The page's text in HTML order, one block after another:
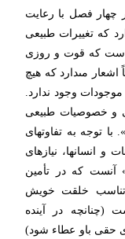
چهار فصل با رعایت
كه تغییرات طبیعى
است كه قوت و روزى
مى‏دارد كه هیچ
وجود ندارد.
و خصوصیات طبیعى
توجه به تفاوتهاى
و انسانها، نیازهاى
آنست كه در تأمین
تناسب خلقت خویش
(چنانچه در آینده
حقى باو عطاء شود)